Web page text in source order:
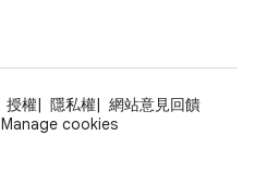
授權 隱私權
網站意見回饋
Manage cookies